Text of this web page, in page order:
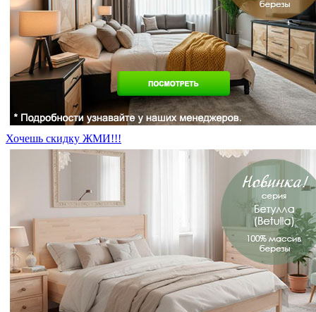
Хочешь скидку ЖМИ!!!